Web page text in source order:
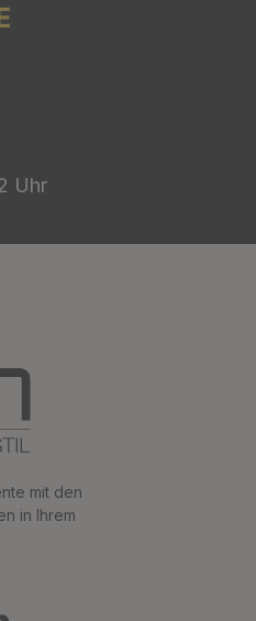
Uhr
mit den
in Ihrem